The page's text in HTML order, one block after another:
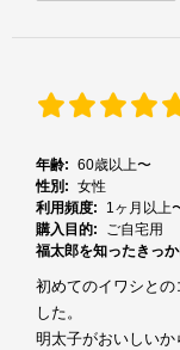
年齢: 60歳以上〜
性別: 女性
利用頻度:
1ヶ月以上
購入目的:
ご自宅用
福太郎を知ったきっ
初めてのイワシと
した。
明太子がおいしい